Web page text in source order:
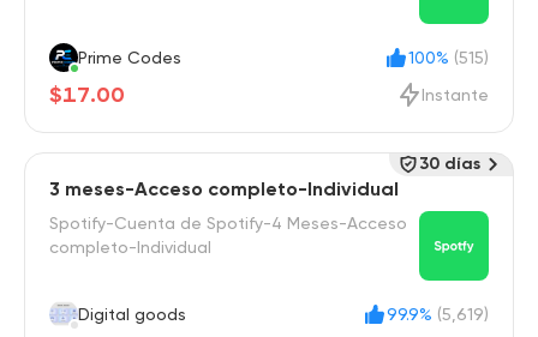
Prime Codes 100% (515)
$17.00 Instante
3 meses-Acceso completo-Individual
Spotify-Cuenta de Spotify-4 Meses-Acceso
completo-Individual
Digital goods 99.9% (5,619)
30 días